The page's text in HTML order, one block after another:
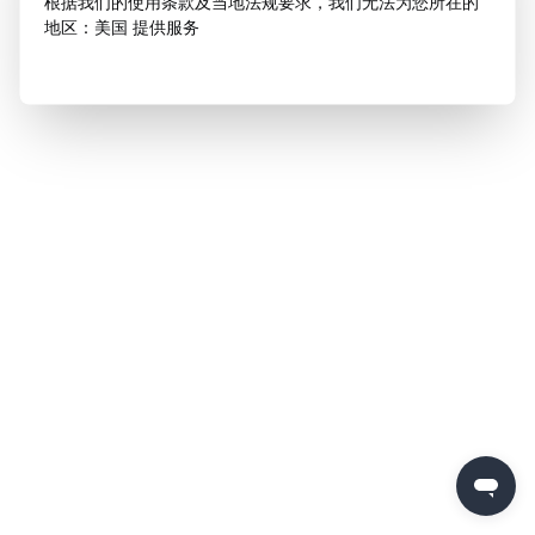
地区：美国 提供服务